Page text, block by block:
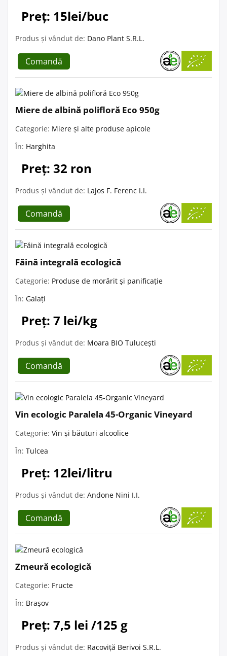
Preț: 15lei/buc
Produs și vândut de: Dano Plant S.R.L.
Comandă
Miere de albină polifloră Eco 950g
Categorie: Miere și alte produse apicole
În: Harghita
Preț: 32 ron
Produs și vândut de: Lajos F. Ferenc I.I.
Comandă
Făină integrală ecologică
Categorie: Produse de morărit și panificație
În: Galați
Preț: 7 lei/kg
Produs și vândut de: Moara BIO Tulucești
Comandă
Vin ecologic Paralela 45-Organic Vineyard
Categorie: Vin și băuturi alcoolice
În: Tulcea
Preț: 12lei/litru
Produs și vândut de: Andone Nini I.I.
Comandă
Zmeură ecologică
Categorie: Fructe
În: Brașov
Preț: 7,5 lei /125 g
Produs și vândut de: Racoviță Berivoi S.R.L.